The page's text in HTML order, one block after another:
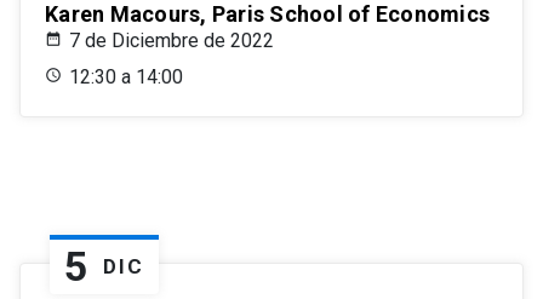
Karen Macours, Paris School of Economics
7 de Diciembre de 2022
12:30 a 14:00
5 DIC